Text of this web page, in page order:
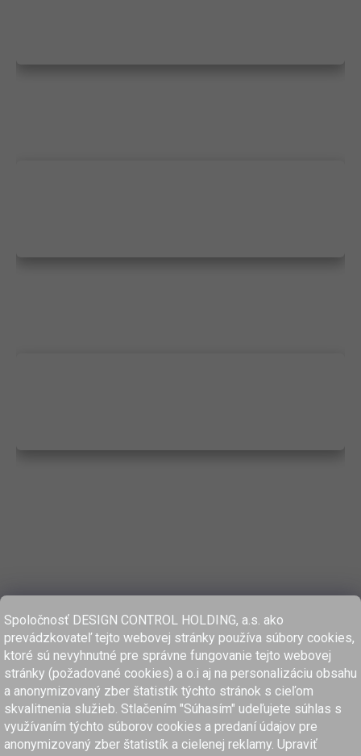
Spoločnosť DESIGN CONTROL HOLDING, a.s. ako
prevádzkovateľ tejto webovej stránky používa súbory cookies,
ktoré sú nevyhnutné pre správne fungovanie tejto webovej
stránky (požadované cookies) a o.i aj na personalizáciu obsahu
a anonymizovaný zber štatistík týchto stránok s cieľom
skvalitnenia služieb. Stlačením "Súhasím" udeľujete súhlas s
využívaním týchto súborov cookies a predaní údajov pre
anonymizovaný zber štatistík a cielenej reklamy. Upraviť